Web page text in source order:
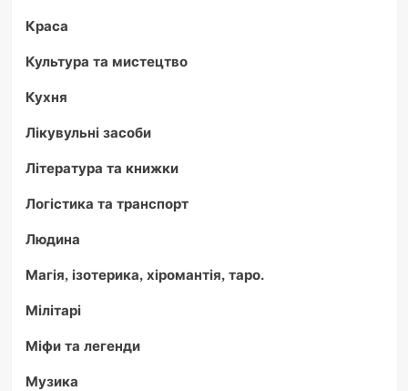
Краса
Культура та мистецтво
Кухня
Лікувульні засоби
Література та книжки
Логістика та транспорт
Людина
Магія, ізотерика, хіромантія, таро.
Мілітарі
Міфи та легенди
Музика